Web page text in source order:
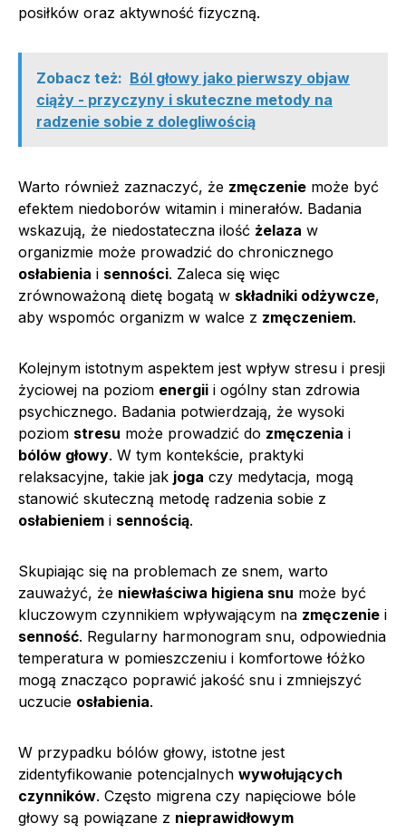
posiłków oraz aktywność fizyczną.
Zobacz też: Ból głowy jako pierwszy objaw
ciąży - przyczyny i skuteczne metody na
radzenie sobie z dolegliwością
Warto również zaznaczyć, że zmęczenie może być
efektem niedoborów witamin i minerałów. Badania
wskazują, że niedostateczna ilość żelaza w
organizmie może prowadzić do chronicznego
osłabienia i senności. Zaleca się więc
zrównoważoną dietę bogatą w składniki odżywcze,
aby wspomóc organizm w walce z zmęczeniem.
Kolejnym istotnym aspektem jest wpływ stresu i presji
życiowej na poziom energii i ogólny stan zdrowia
psychicznego. Badania potwierdzają, że wysoki
poziom stresu może prowadzić do zmęczenia i
bólów głowy. W tym kontekście, praktyki
relaksacyjne, takie jak joga czy medytacja, mogą
stanowić skuteczną metodę radzenia sobie z
osłabieniem i sennością.
Skupiając się na problemach ze snem, warto
zauważyć, że niewłaściwa higiena snu może być
kluczowym czynnikiem wpływającym na zmęczenie i
senność. Regularny harmonogram snu, odpowiednia
temperatura w pomieszczeniu i komfortowe łóżko
mogą znacząco poprawić jakość snu i zmniejszyć
uczucie osłabienia.
W przypadku bólów głowy, istotne jest
zidentyfikowanie potencjalnych wywołujących
czynników. Często migrena czy napięciowe bóle
głowy są powiązane z nieprawidłowym